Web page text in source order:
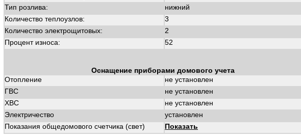
Тип розлива:
нижний
Количество теплоузлов:
3
Количество электрощитовых:
2
Процент износа:
52
Оснащение приборами домового учета
Отопление
не установлен
ГВС
не установлен
ХВС
не установлен
Электричество
установлен
Показания общедомового счетчика (свет)
Показать